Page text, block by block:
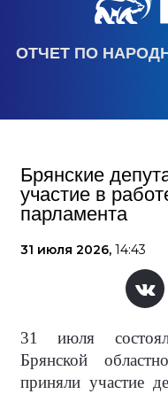
ОТЧЕТ ПО
Брянские
участие в
парламента
31 июля 2026, 14:43
31 июля
Брянской
приняли участие